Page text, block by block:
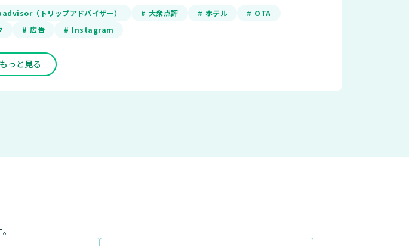
（トリップアドバイザー） # 大衆点評 # ホテル
# OTA
# 広告 # Instagram
っと見る